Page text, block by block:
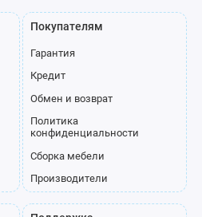
Покупателям
Гарантия
Кредит
Обмен и возврат
Политика
конфиденциальности
Сборка мебели
Производители